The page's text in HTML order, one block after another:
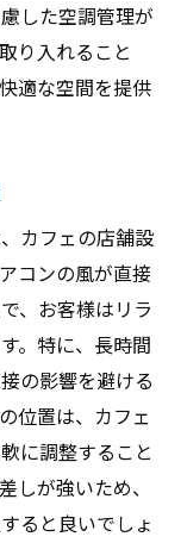
した空調管理が
り入れること
適な空間を提供
カフェの店舗設
コンの風が直接
、お客様はリラ
。特に、長時間
の影響を避ける
位置は、カフェ
に調整すること
しが強いため、
ると良いでしょ